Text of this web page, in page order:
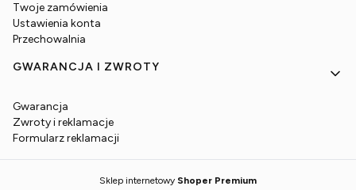
Twoje zamówienia
Ustawienia konta
Przechowalnia
GWARANCJA I ZWROTY
Gwarancja
Zwroty i reklamacje
Formularz reklamacji
Sklep internetowy Shoper Premium